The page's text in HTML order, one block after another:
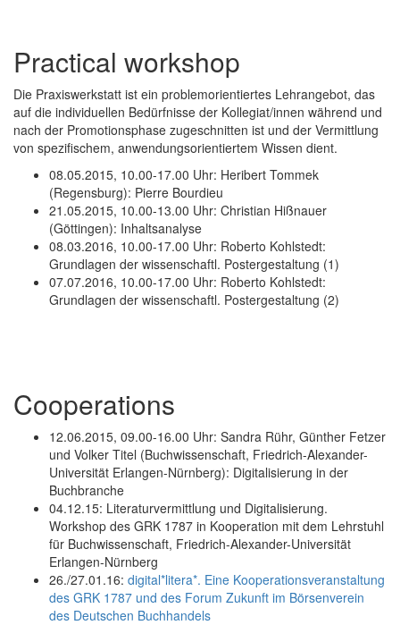
Practical workshop
Die Praxiswerkstatt ist ein problemorientiertes Lehrangebot, das
auf die individuellen Bedürfnisse der Kollegiat/innen während und
nach der Promotionsphase zugeschnitten ist und der Vermittlung
von spezifischem, anwendungsorientiertem Wissen dient.
08.05.2015, 10.00-17.00 Uhr: Heribert Tommek
(Regensburg): Pierre Bourdieu
21.05.2015, 10.00-13.00 Uhr: Christian Hißnauer
(Göttingen): Inhaltsanalyse
08.03.2016, 10.00-17.00 Uhr: Roberto Kohlstedt:
Grundlagen der wissenschaftl. Postergestaltung (1)
07.07.2016, 10.00-17.00 Uhr: Roberto Kohlstedt:
Grundlagen der wissenschaftl. Postergestaltung (2)
Cooperations
12.06.2015, 09.00-16.00 Uhr: Sandra Rühr, Günther Fetzer
und Volker Titel (Buchwissenschaft, Friedrich-Alexander-
Universität Erlangen-Nürnberg): Digitalisierung in der
Buchbranche
04.12.15: Literaturvermittlung und Digitalisierung.
Workshop des GRK 1787 in Kooperation mit dem Lehrstuhl
für Buchwissenschaft, Friedrich-Alexander-Universität
Erlangen-Nürnberg
26./27.01.16: digital*litera*. Eine Kooperationsveranstaltung
des GRK 1787 und des Forum Zukunft im Börsenverein
des Deutschen Buchhandels